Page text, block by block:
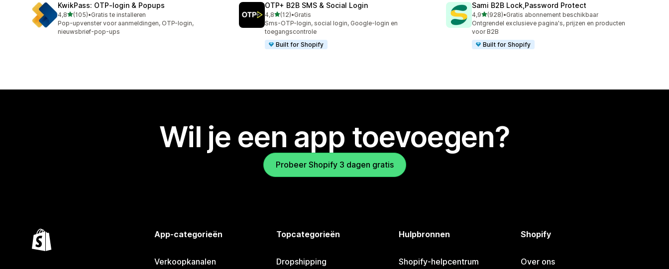
KwikPass: OTP‑login & Popups
4,8van 5 sterren
(105)
105 recensies in totaal
•Gratis te installeren
Pop-upvenster voor aanmeldingen, OTP-login,
nieuwsbrief-pop-ups
OTP+ B2B SMS & Social Login
4,8van 5 sterren
(12)
12 recensies in totaal
•Gratis
Sms-OTP-login, social login, Google-login en
toegangscontrole
Built for Shopify
Sami B2B Lock,Password Protect
4,9van 5 sterren
(928)
928 recensies in totaal
•Gratis abonnement beschikbaar
Ontgrendel exclusieve pagina's, prijzen en producten
voor B2B
Built for Shopify
Wil je een app toevoegen?
Probeer Shopify 3 dagen gratis
App-categorieën
Verkoopkanalen
Topcategorieën
Dropshipping
Hulpbronnen
Shopify-helpcentrum
Shopify
Over ons